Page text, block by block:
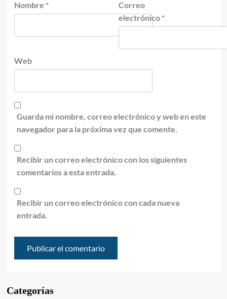
Nombre *
Correo
electrónico *
Web
Guarda mi nombre, correo electrónico y web en este
navegador para la próxima vez que comente.
Recibir un correo electrónico con los siguientes
comentarios a esta entrada.
Recibir un correo electrónico con cada nueva
entrada.
Categorías